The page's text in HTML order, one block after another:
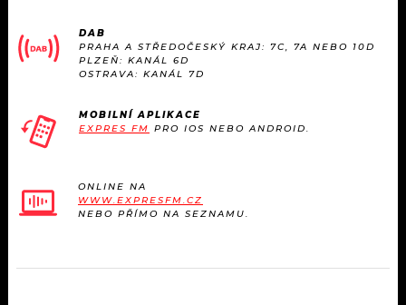
DAB
PRAHA A STŘEDOČESKÝ KRAJ: 7C, 7A NEBO 10D
PLZEŇ: KANÁL 6D
OSTRAVA: KANÁL 7D
MOBILNÍ APLIKACE
EXPRES FM PRO IOS NEBO ANDROID.
ONLINE NA
WWW.EXPRESFM.CZ
NEBO PŘÍMO NA SEZNAMU.